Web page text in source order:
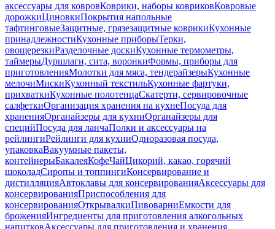
аксессуары для ковровКоврики, наборы ковриковКовровые
дорожкиЦиновкиПокрытия напольные
тафтинговыеЗащитные, грязезащитные коврикиКухонные
принадлежностиКухонные приборыТерки,
овощерезкиРазделочные доскиКухонные термометры,
таймерыДуршлаги, сита, воронкиФормы, приборы для
приготовленияМолотки для мяса, тендерайзерыКухонные
мелочиМискиКухонный текстильКухонные фартуки,
прихваткиКухонные полотенцаСкатерти, сервировочные
салфеткиОрганизация хранения на кухнеПосуда для
храненияОрганайзеры для кухниОрганайзеры для
специйПосуда для ланчаПолки и аксессуары на
рейлингиРейлинги для кухниОдноразовая посуда,
упаковкаВакуумные пакеты,
контейнерыБакалеяКофеЧайЦикорий, какао, горячий
шоколадСиропы и топпингиКонсервирование и
дистилляцияАвтоклавы для консервированияАксессуары для
консервированияПриспособления для
консервированияОткрывалкиПивоварниЕмкости для
броженияИнгредиенты для приготовления алкогольных
напитковАксессуары для приготовления и хранения